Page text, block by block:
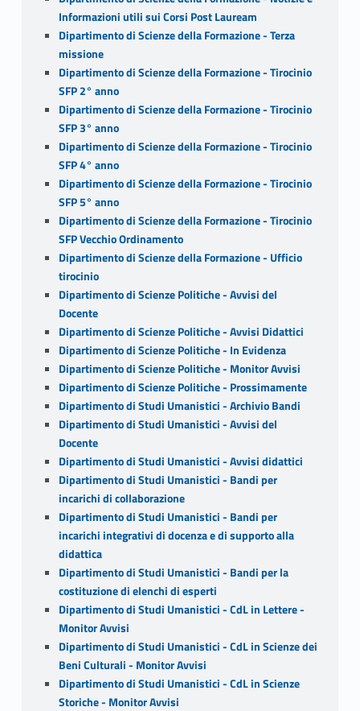
Informazioni utili sui Corsi Post Lauream
Dipartimento di Scienze della Formazione - Terza
missione
Dipartimento di Scienze della Formazione - Tirocinio
SFP 2° anno
Dipartimento di Scienze della Formazione - Tirocinio
SFP 3° anno
Dipartimento di Scienze della Formazione - Tirocinio
SFP 4° anno
Dipartimento di Scienze della Formazione - Tirocinio
SFP 5° anno
Dipartimento di Scienze della Formazione - Tirocinio
SFP Vecchio Ordinamento
Dipartimento di Scienze della Formazione - Ufficio
tirocinio
Dipartimento di Scienze Politiche - Avvisi del
Docente
Dipartimento di Scienze Politiche - Avvisi Didattici
Dipartimento di Scienze Politiche - In Evidenza
Dipartimento di Scienze Politiche - Monitor Avvisi
Dipartimento di Scienze Politiche - Prossimamente
Dipartimento di Studi Umanistici - Archivio Bandi
Dipartimento di Studi Umanistici - Avvisi del
Docente
Dipartimento di Studi Umanistici - Avvisi didattici
Dipartimento di Studi Umanistici - Bandi per
incarichi di collaborazione
Dipartimento di Studi Umanistici - Bandi per
incarichi integrativi di docenza e di supporto alla
didattica
Dipartimento di Studi Umanistici - Bandi per la
costituzione di elenchi di esperti
Dipartimento di Studi Umanistici - CdL in Lettere -
Monitor Avvisi
Dipartimento di Studi Umanistici - CdL in Scienze dei
Beni Culturali - Monitor Avvisi
Dipartimento di Studi Umanistici - CdL in Scienze
Storiche - Monitor Avvisi